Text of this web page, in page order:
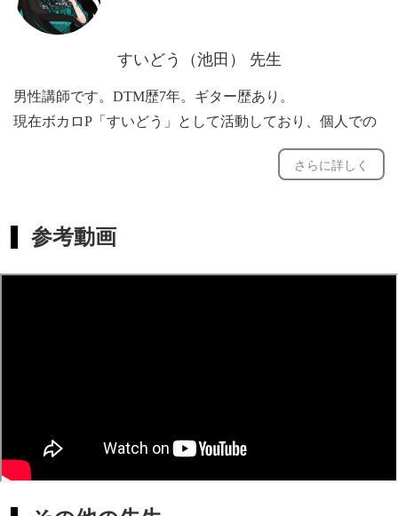
・コード進行の作り方
・スケールや音楽理論の基礎
・メロディの作り方
・アレンジの考え方
・エフェクトの使い方
でいきます。
難しい理論から入るのではなく、実際に曲を作りながら必
要な知識を身につける進め方も可能です。初心者の方でも
すいどう（池田） 先生
男性講師です。DTM歴7年。ギター歴あり。
現在ボカロP「すいどう」として活動しており、個人での
作曲依頼、MIX依頼の実績もあります。商業でのお仕事で
は、映画「東京逃避行」の挿入歌を担当させていただきま
ンルの観点からサウンドメイキングを行っています。
さらに詳しく
参考動画